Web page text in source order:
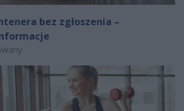
bez zgłoszenia –